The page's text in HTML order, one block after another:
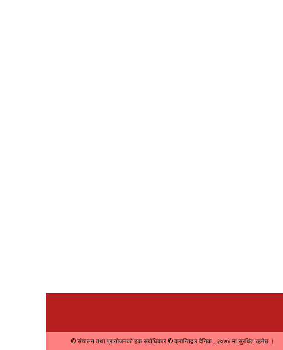
© संचालन तथा प्रायोजनको हक सर्बाधिकार © क्रान्तिद्वार दैनिक , २०७४ मा सुरक्षित रहनेछ ।